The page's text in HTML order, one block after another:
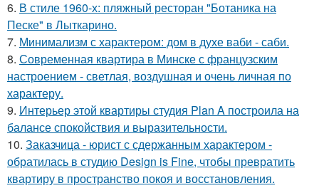
6. В стиле 1960-х: пляжный ресторан "Ботаника на
Песке" в Лыткарино.
7. Минимализм с характером: дом в духе ваби - саби.
8. Современная квартира в Минске с французским
настроением - светлая, воздушная и очень личная по
характеру.
9. Интерьер этой квартиры студия Plan A построила на
балансе спокойствия и выразительности.
10. Заказчица - юрист с сдержанным характером -
обратилась в студию Design is Fine, чтобы превратить
квартиру в пространство покоя и восстановления.